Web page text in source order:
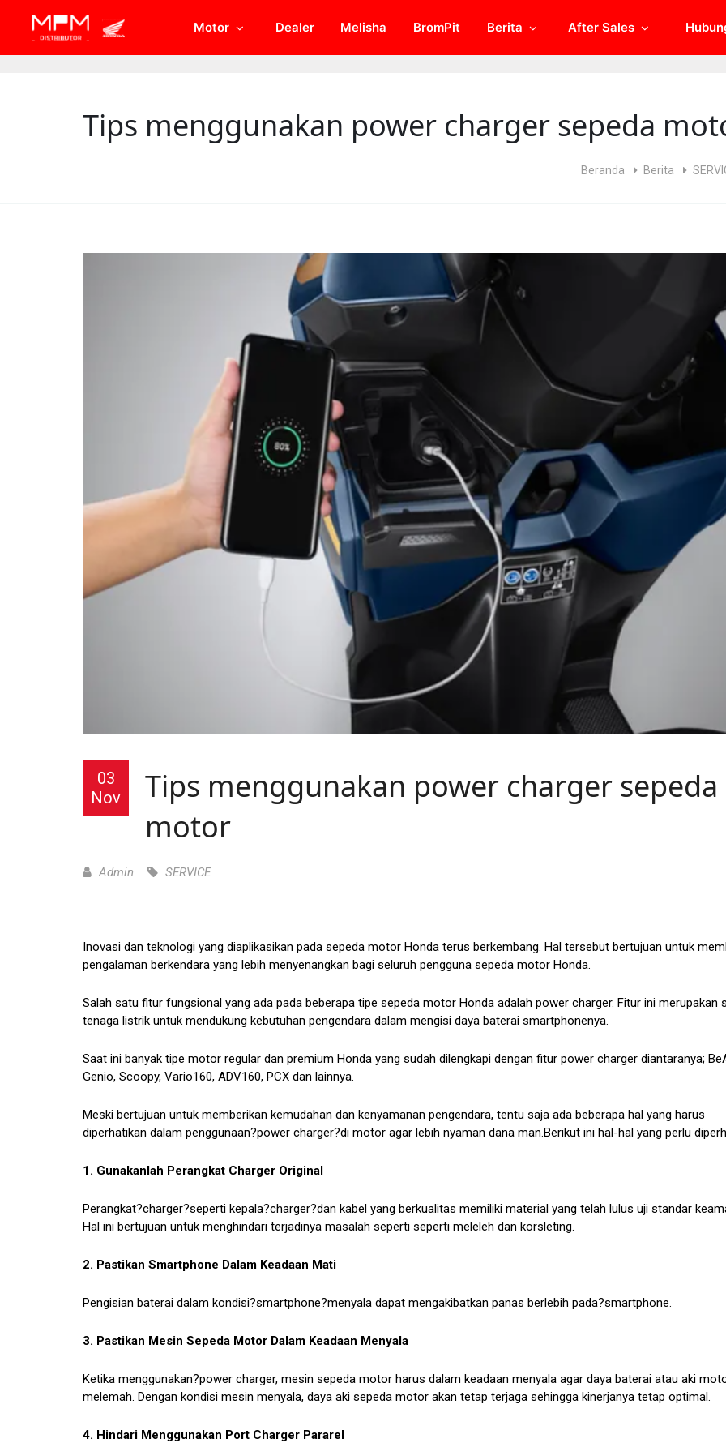
Motor Dealer Melisha BromPit Berita After Sales
Tips menggunakan power charger sepeda
Beranda Berita
03
Nov
Tips menggunakan power charger sepeda
motor
Admin SERVICE
Inovasi dan teknologi yang diaplikasikan pada sepeda motor Honda terus berkembang. Hal tersebut bertujuan untuk
pengalaman berkendara yang lebih menyenangkan bagi seluruh pengguna sepeda motor Honda.
Salah satu fitur fungsional yang ada pada beberapa tipe sepeda motor Honda adalah power charger. Fitur ini merupakan
tenaga listrik untuk mendukung kebutuhan pengendara dalam mengisi daya baterai smartphonenya.
Saat ini banyak tipe motor regular dan premium Honda yang sudah dilengkapi dengan fitur power charger diantaranya;
Genio, Scoopy, Vario160, ADV160, PCX dan lainnya.
Meski bertujuan untuk memberikan kemudahan dan kenyamanan pengendara, tentu saja ada beberapa hal yang harus
diperhatikan dalam penggunaan?power charger?di motor agar lebih nyaman dana man.Berikut ini hal-hal yang perlu
1. Gunakanlah Perangkat Charger Original
Perangkat?charger?seperti kepala?charger?dan kabel yang berkualitas memiliki material yang telah lulus uji standar
Hal ini bertujuan untuk menghindari terjadinya masalah seperti seperti meleleh dan korsleting.
2. Pastikan Smartphone Dalam Keadaan Mati
Pengisian baterai dalam kondisi?smartphone?menyala dapat mengakibatkan panas berlebih pada?smartphone.
3. Pastikan Mesin Sepeda Motor Dalam Keadaan Menyala
Ketika menggunakan?power charger, mesin sepeda motor harus dalam keadaan menyala agar daya baterai atau aki
melemah. Dengan kondisi mesin menyala, daya aki sepeda motor akan tetap terjaga sehingga kinerjanya tetap optimal.
4. Hindari Menggunakan Port Charger Pararel